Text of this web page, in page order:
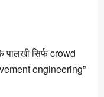
पालखी सिर्फ crowd
engineering”